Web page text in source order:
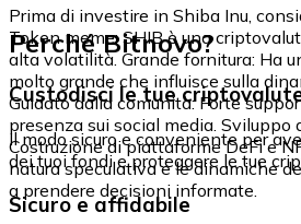
Prima di investire in Shiba Inu,
Token meme: SHIB è una
alta volatilità. Grande fornitura: Ha
molto grande che influisce sulla
Guidato dalla comunità: Forte
presenza sui social media. Sviluppo
Costruzione di piattaforme DeFi e
natura speculativa e le dinamiche
a prendere decisioni informate.
Perché Bitnovo?
Custodisci le tue
Il modo sicuro e conveniente per
dei tuoi fondi e proteggere le tue
Sicuro e affidabile